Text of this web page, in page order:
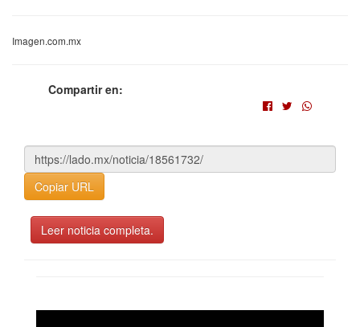
Imagen.com.mx
Compartir en:
Copiar URL
Leer noticia completa.